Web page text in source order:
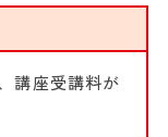
講座受講料が